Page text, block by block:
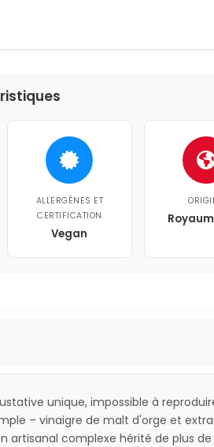
ALLERGÈNES ET
CERTIFICATION
Vegan
unique, impossible à
– vinaigre de malt d'orge et
complexe hérité de plus de